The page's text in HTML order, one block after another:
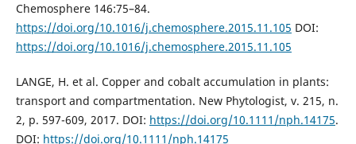
Chemosphere 146:75–84.
https://doi.org/10.1016/j.chemosphere.2015.11.105 DOI:
https://doi.org/10.1016/j.chemosphere.2015.11.105
LANGE, H. et al. Copper and cobalt accumulation in plants:
transport and compartmentation. New Phytologist, v. 215, n.
2, p. 597-609, 2017. DOI: https://doi.org/10.1111/nph.14175.
DOI: https://doi.org/10.1111/nph.14175